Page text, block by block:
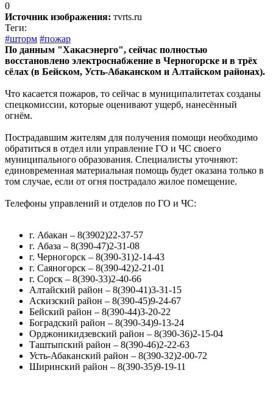
0
Источник изображения: тvrts.ru
Теги:
#шторм #пожар
По данным "Хакасэнерго", сейчас полностью
восстановлено электроснабжение в Черногорске и в трёх
сёлах (в Бейском, Усть-Абаканском и Алтайском районах).
Что касается пожаров, то сейчас в муниципалитетах созданы
спецкомиссии, которые оценивают ущерб, нанесённый
огнём.
Пострадавшим жителям для получения помощи необходимо
обратиться в отдел или управление ГО и ЧС своего
муниципального образования. Специалисты уточняют:
единовременная материальная помощь будет оказана только в
том случае, если от огня пострадало жилое помещение.
Телефоны управлений и отделов по ГО и ЧС:
г. Абакан – 8(3902)22-37-57
г. Абаза – 8(390-47)2-31-08
г. Черногорск – 8(390-31)2-14-43
г. Саяногорск – 8(390-42)2-21-01
г. Сорск – 8(390-33)2-40-66
Алтайский район – 8(390-41)3-31-15
Аскизский район – 8(390-45)9-24-67
Бейский район – 8(390-44)3-20-22
Боградский район – 8(390-34)9-13-24
Орджоникидзевский район – 8(390-36)2-15-04
Таштыпский район – 8(390-46)2-22-63
Усть-Абаканский район – 8(390-32)2-00-72
Ширинский район – 8(390-35)9-19-11